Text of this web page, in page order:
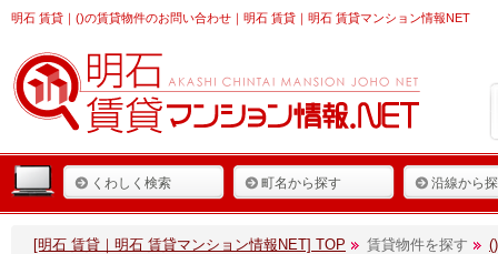
明石 賃貸 ｜()の賃貸物件のお問い合わせ｜明石 賃貸｜明石 賃貸マンション情報NET
くわしく検索 町名から探す 沿線から
[明石 賃貸｜明石 賃貸マンション情報NET] TOP 賃貸物件を探す